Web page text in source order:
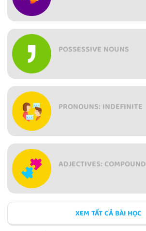
POSSESSIVE NOUNS
PRONOUNS: INDEFINITE
ADJECTIVES: COMPOUND
VERB PATTERNS: VERB +
XEM TẤT CẢ BÀI HỌC